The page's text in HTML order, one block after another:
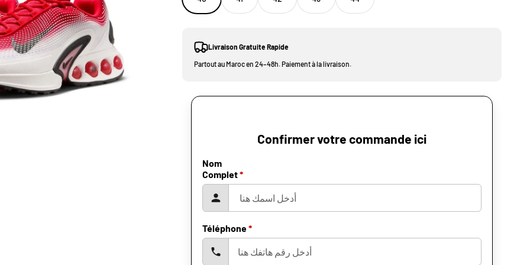
Livraison Gratuite Rapide
Partout au Maroc en 24–48h. Paiement à la livraison.
Confirmer votre commande ici
Nom
Complet*
Téléphone*